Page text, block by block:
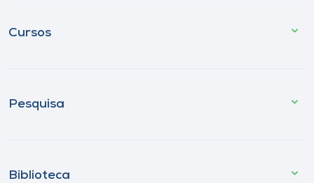
Cursos
Pesquisa
Biblioteca